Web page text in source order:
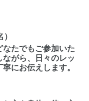
たでもご参加いた
がら、日々のレッ
にお伝えします。